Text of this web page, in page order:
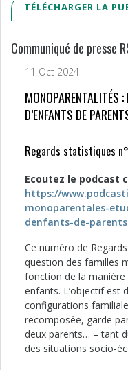
TÉLÉCHARGER LA
Communiqué de presse
11 Oct 2024
MONOPARENTALITÉS
D’ENFANTS DE
Regards statistiques
Ecoutez le podcast
https://
monoparentales-
denfants-de-
Ce numéro de
question des familles
fonction de la
enfants. L’objectif est
configurations
recomposée, garde
deux parents… – tant
des situations socio-